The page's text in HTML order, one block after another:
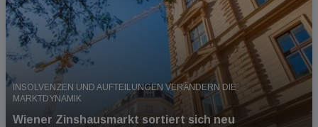
INSOLVENZEN UND AUFTEILUNGEN VERÄNDERN DIE
MARKTDYNAMIK
Wiener Zinshausmarkt sortiert sich neu